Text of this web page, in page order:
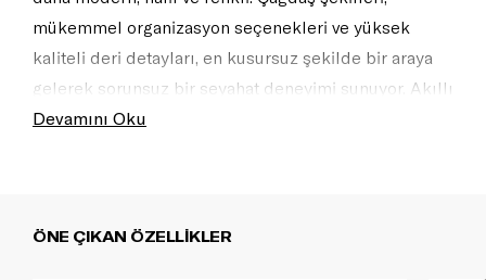
mükemmel organizasyon seçenekleri ve yüksek
kaliteli deri detayları, en kusursuz şekilde bir araya
gelerek sorunsuz bir seyahat deneyimi sunuyor. Akıllı
sırt çantalarından şık valizlere ve uyumlu cüzdanlara
Devamını Oku
ÖNE ÇIKAN ÖZELLİKLER